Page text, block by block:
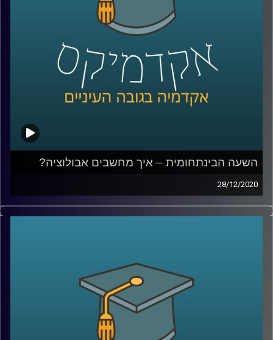
עבריינים עושים בדיוק את זה
קרדיט תמונות: AudioVersity
השעה הבינתחומית – איך מחשבים אבולוציה?
28/12/2020
ביולוגיה חישובית היא תחום מרתק, והשימוש שד"ר אילן גרונאו
עושה במודלים החישוביים במחקריו- נדמים לסרט מדע בדיוני.
גנטית, ואיך בדיוק המחקר עושה שימוש במודלים מתמטיים
בשביל לגלות תגליות במחקר האבולוציוני
AudioVersity